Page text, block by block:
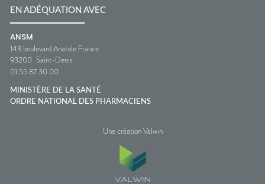
EN ADÉQUATION AVEC
ANSM
143 boulevard Anatole France
93200 Saint-Denis
01 55 87 30 00
MINISTÈRE DE LA SANTÉ
ORDRE NATIONAL DES PHARMACIENS
Une création Valwin